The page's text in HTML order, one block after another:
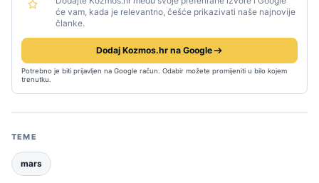
će vam, kada je relevantno, češće prikazivati naše najnovije
članke.
Dodaj Kozmos.hr na Google
Potrebno je biti prijavljen na Google račun. Odabir možete promijeniti u bilo kojem
trenutku.
TEME
mars